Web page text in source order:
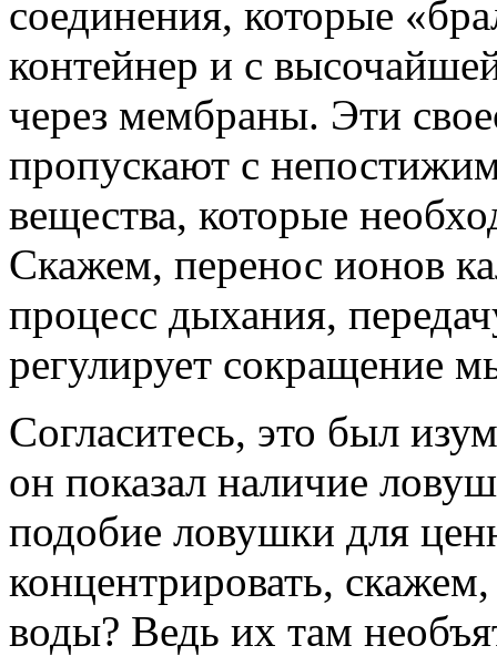
соединения, которые
контейнер и с
через мембраны. Эти
пропускают с
вещества, которые
Скажем, перенос ионов
процесс дыхания,
регулирует сокращение
Согласитесь, это был
он показал наличие
подобие ловушки для
концентрировать,
воды? Ведь их там